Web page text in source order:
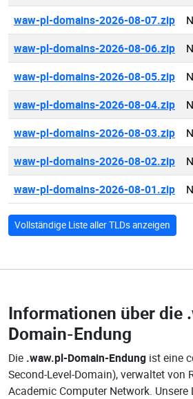
waw-pl-domains-2026-08-07.zip
waw-pl-domains-2026-08-06.zip
waw-pl-domains-2026-08-05.zip
waw-pl-domains-2026-08-04.zip
waw-pl-domains-2026-08-03.zip
waw-pl-domains-2026-08-02.zip
waw-pl-domains-2026-08-01.zip
Vollständige Liste aller TLDs anzeigen
Informationen über die
Domain-Endung
Die .waw.pl-Domain-Endung ist eine
Second-Level-Domain), verwaltet von
Academic Computer Network.